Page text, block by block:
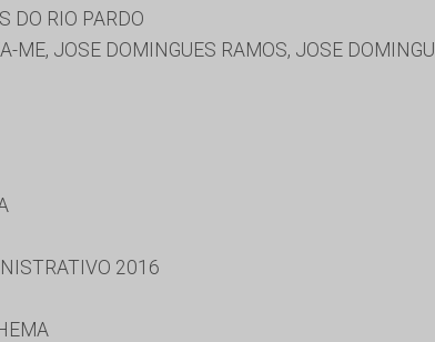
DO RIO PARDO
ME, JOSE DOMINGUES RAMOS, JOSE
2016